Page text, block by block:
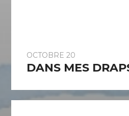
OCTOBRE 20
DANS MES